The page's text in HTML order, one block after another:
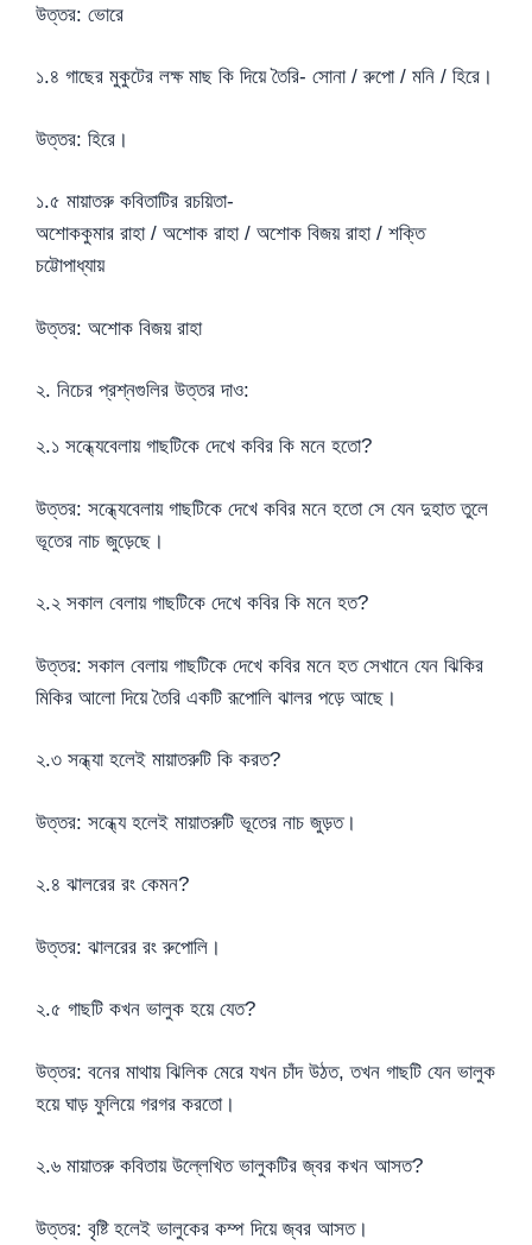
উত্তর: ভোরে
১.৪ গাছের মুকুটের লক্ষ মাছ কি দিয়ে তৈরি- সোনা / রুপো / মনি / হিরে।
উত্তর: হিরে।
১.৫ মায়াতরু কবিতাটির রচয়িতা-
অশোককুমার রাহা / অশোক রাহা / অশোক বিজয় রাহা / শক্তি
চট্টোপাধ্যায়
উত্তর: অশোক বিজয় রাহা
২. নিচের প্রশ্নগুলির উত্তর দাও:
২.১ সন্ধ্যেবেলায় গাছটিকে দেখে কবির কি মনে হতো?
উত্তর: সন্ধ্যেবেলায় গাছটিকে দেখে কবির মনে হতো সে যেন দুহাত তুলে
ভূতের নাচ জুড়েছে।
২.২ সকাল বেলায় গাছটিকে দেখে কবির কি মনে হত?
উত্তর: সকাল বেলায় গাছটিকে দেখে কবির মনে হত সেখানে যেন ঝিকির
মিকির আলো দিয়ে তৈরি একটি রূপোলি ঝালর পড়ে আছে।
২.৩ সন্ধ্যা হলেই মায়াতরুটি কি করত?
উত্তর: সন্ধ্যে হলেই মায়াতরুটি ভূতের নাচ জুড়ত।
২.৪ ঝালরের রং কেমন?
উত্তর: ঝালরের রং রুপোলি।
২.৫ গাছটি কখন ভালুক হয়ে যেত?
উত্তর: বনের মাথায় ঝিলিক মেরে যখন চাঁদ উঠত, তখন গাছটি যেন ভালুক
হয়ে ঘাড় ফুলিয়ে গরগর করতো।
২.৬ মায়াতরু কবিতায় উল্লেখিত ভালুকটির জ্বর কখন আসত?
উত্তর: বৃষ্টি হলেই ভালুকের কম্প দিয়ে জ্বর আসত।